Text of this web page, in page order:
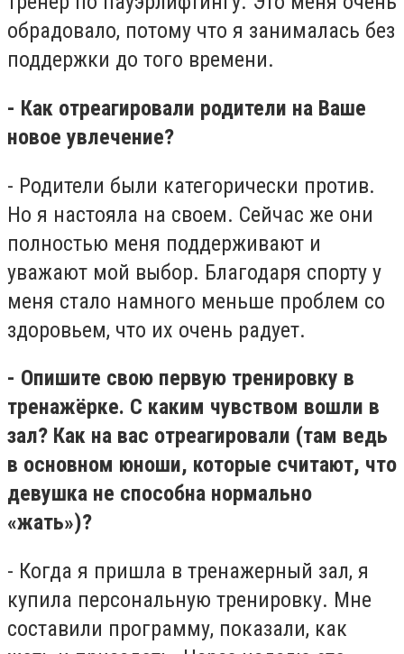
обрадовало, потому что я занималась без
поддержки до того времени.
- Как отреагировали родители на Ваше
новое увлечение?
- Родители были категорически против.
Но я настояла на своем. Сейчас же они
полностью меня поддерживают и
уважают мой выбор. Благодаря спорту у
меня стало намного меньше проблем со
здоровьем, что их очень радует.
- Опишите свою первую тренировку в
тренажёрке. С каким чувством вошли в
зал? Как на вас отреагировали (там ведь
в основном юноши, которые считают, что
девушка не способна нормально
«жать»)?
- Когда я пришла в тренажерный зал, я
купила персональную тренировку. Мне
составили программу, показали, как